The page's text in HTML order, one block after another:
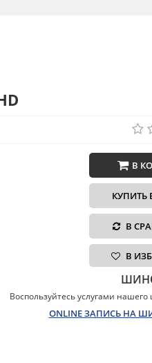
В
КУПИТЬ
В
В
Воспользуйтесь услугами
ONLINE ЗАПИСЬ НА